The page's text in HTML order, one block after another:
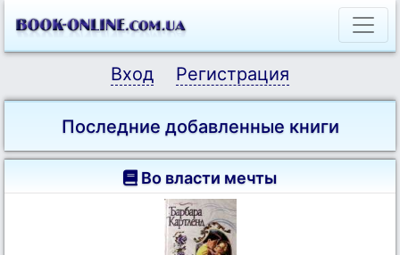
Вход Регистрация
Последние добавленные книги
Во власти мечты